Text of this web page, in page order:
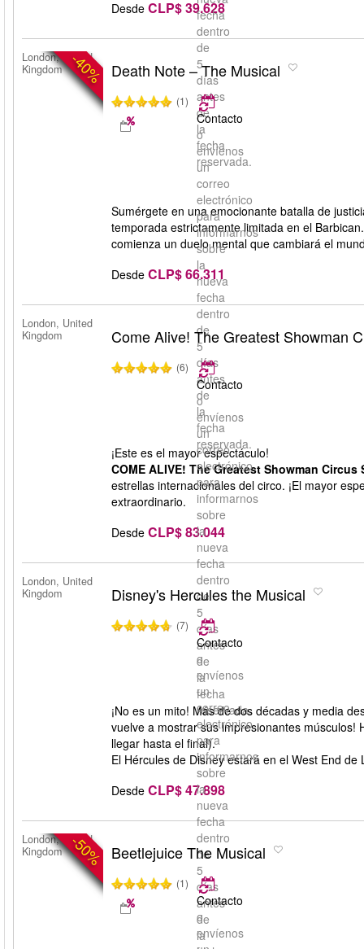
fecha
dentro
de
5
días
antes
de
la
fecha
reservada.
Desde CLP$ 39.628
-40%
London, United
Kingdom
Death Note – The Musical
(1)
Contacto
o
envíenos
un
correo
electrónico
para
informarnos
sobre
la
nueva
fecha
dentro
de
5
días
antes
de
la
fecha
reservada.
Sumérgete en una emocionante batalla de
temporada estrictamente limitada en el
comienza un duelo mental que cambiará el
Desde CLP$ 66.311
London, United
Kingdom
Come Alive! The Greatest Showman
(6)
Contacto
o
envíenos
un
correo
electrónico
para
informarnos
sobre
la
nueva
fecha
dentro
de
5
días
antes
de
la
fecha
reservada.
¡Este es el mayor espectáculo!
COME ALIVE! The Greatest Showman Circus
estrellas internacionales del circo. ¡El mayor
extraordinario.
Desde CLP$ 83.044
London, United
Kingdom
Disney's Hercules the Musical
(7)
Contacto
o
envíenos
un
correo
electrónico
para
informarnos
sobre
la
nueva
fecha
dentro
de
5
días
antes
de
la
¡No es un mito! Más de dos décadas y media
vuelve a mostrar sus impresionantes
llegar hasta el final).
El Hércules de Disney estará en el West End de
Desde CLP$ 47.898
-50%
London, United
Kingdom
Beetlejuice The Musical
(1)
Contacto
o
envíenos